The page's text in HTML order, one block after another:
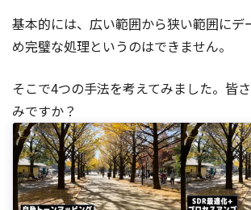
基本的には、広い範囲から狭い範囲にデ
め完璧な処理というのはできません。
そこで4つの手法を考えてみました。皆
みですか？